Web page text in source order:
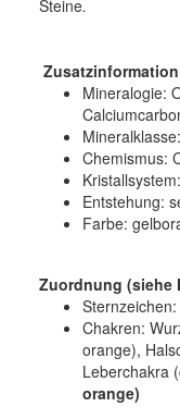
Steine.
Mineralogie:
Mineralklasse:
Chemismus:
Kristallsystem:
Entstehung:
Farbe:
Zuordnung (siehe
Chakren:
orange),
Leberchakra
orange)